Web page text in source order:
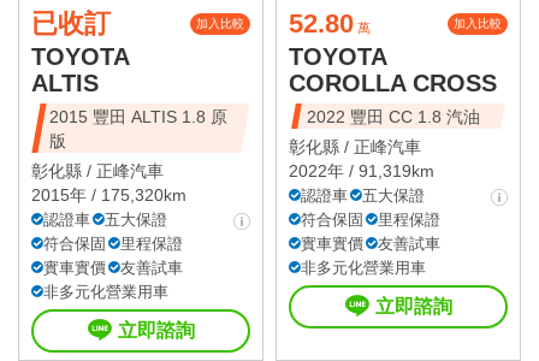
已收訂 加入比較
TOYOTA
ALTIS
2015 豐田 ALTIS 1.8 原
版
彰化縣 / 正峰汽車
2015年 / 175,320km
認證車
五大保證
符合保固
里程保證
實車實價
友善試車
非多元化營業用車
立即諮詢
52.80 萬 加入比較
TOYOTA
COROLLA CROSS
2022 豐田 CC 1.8 汽油
彰化縣 / 正峰汽車
2022年 / 91,319km
認證車
五大保證
符合保固
里程保證
實車實價
友善試車
非多元化營業用車
立即諮詢